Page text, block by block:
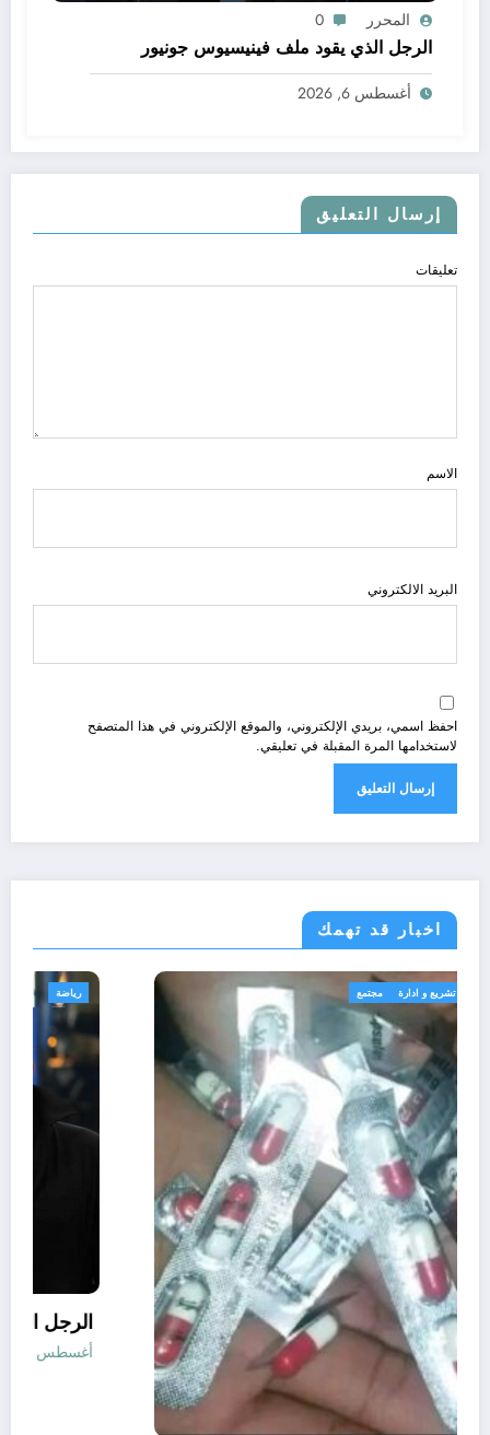
المحرر 0
الرجل الذي يقود ملف فينيسيوس جونيور
أغسطس 6, 2026
إرسال التعليق
تعليقات
الاسم
البريد الالكتروني
احفظ اسمي، بريدي الإلكتروني، والموقع الإلكتروني في هذا المتصفح
لاستخدامها المرة المقبلة في تعليقي.
اخبار قد تهمك
الجزائر الحدث قانون تشريع و ادارة مجتمع